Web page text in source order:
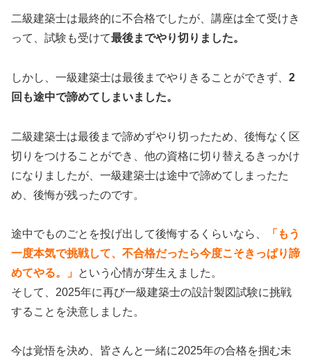
二級建築士は最終的に不合格でしたが、講座は全て受けき
って、試験も受けて最後までやり切りました。
しかし、一級建築士は最後までやりきることができず、 2
回も途中で諦めてしまいました。
二級建築士は最後まで諦めずやり切ったため、後悔なく区
切りをつけることができ、他の資格に切り替えるきっかけ
になりましたが、一級建築士は途中で諦めてしまったた
め、後悔が残ったのです。
途中でものごとを投げ出して後悔するくらいなら、
「もう
一度本気で挑戦して、不合格だったら今度こそきっぱり諦
めてやる。」 という心情が芽生えました。
そして、2025年に再び一級建築士の設計製図試験に挑戦
することを決意しました。
今は覚悟を決め、皆さんと一緒に2025年の合格を掴む未